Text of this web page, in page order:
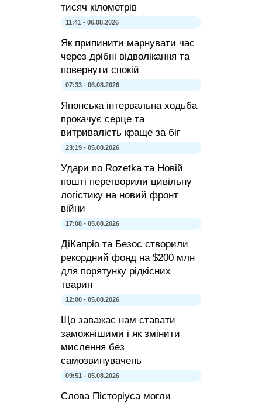
тисяч кілометрів
11:41 - 06.08.2026
Як припинити марнувати час
через дрібні відволікання та
повернути спокій
07:33 - 06.08.2026
Японська інтервальна ходьба
прокачує серце та
витривалість краще за біг
23:19 - 05.08.2026
Удари по Rozetka та Новій
пошті перетворили цивільну
логістику на новий фронт
війни
17:08 - 05.08.2026
ДіКапріо та Безос створили
рекордний фонд на $200 млн
для порятунку рідкісних
тварин
12:00 - 05.08.2026
Що заважає нам ставати
заможнішими і як змінити
мислення без
самозвинувачень
09:51 - 05.08.2026
Слова Пісторіуса могли